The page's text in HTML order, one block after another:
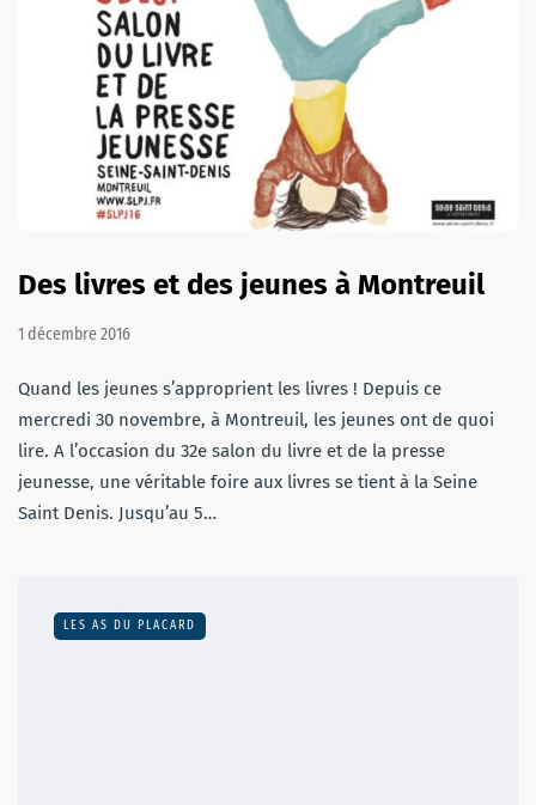
Des livres et des jeunes à Montreuil
1 décembre 2016
Quand les jeunes s’approprient les livres ! Depuis ce
mercredi 30 novembre, à Montreuil, les jeunes ont de quoi
lire. A l’occasion du 32e salon du livre et de la presse
jeunesse, une véritable foire aux livres se tient à la Seine
Saint Denis. Jusqu’au 5…
LES AS DU PLACARD